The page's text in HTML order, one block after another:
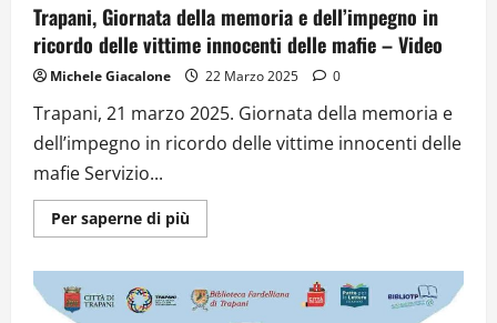
Trapani, Giornata della memoria e dell’impegno in
ricordo delle vittime innocenti delle mafie – Video
Michele Giacalone 22 Marzo 2025 0
Trapani, 21 marzo 2025. Giornata della memoria e
dell’impegno in ricordo delle vittime innocenti delle
mafie Servizio...
Per saperne di piùUlteriori
informazioni
della
memoria